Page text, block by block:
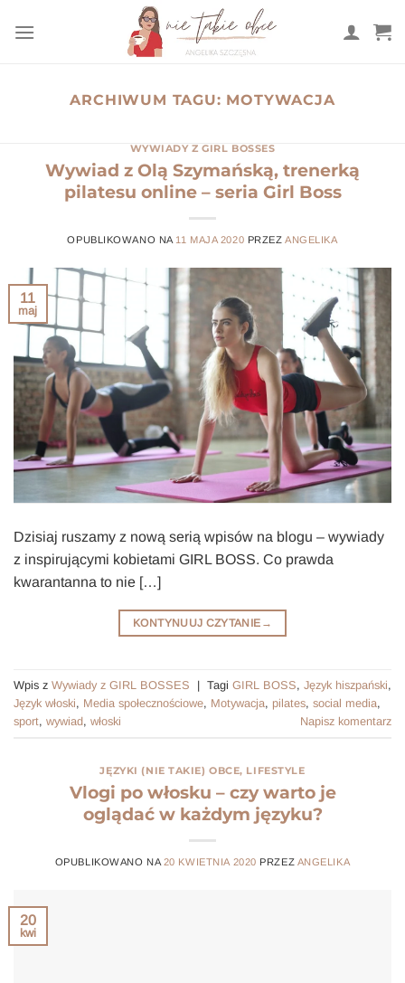
ARCHIWUM TAGU: MOTYWACJA
WYWIADY Z GIRL BOSSES
Wywiad z Olą Szymańską, trenerką
pilatesu online – seria Girl Boss
OPUBLIKOWANO NA 11 MAJA 2020 PRZEZANGELIKA
11
maj
Dzisiaj ruszamy z nową serią wpisów na blogu – wywiady
z inspirującymi kobietami GIRL BOSS. Co prawda
kwarantanna to nie […]
KONTYNUUJ CZYTANIE →
Wpis z Wywiady z GIRL BOSSES | Tagi GIRL BOSS, Język hiszpański,
Język włoski, Media społecznościowe, Motywacja, pilates, social media,
sport, wywiad, włoski Napisz komentarz
JĘZYKI (NIE TAKIE) OBCE, LIFESTYLE
Vlogi po włosku – czy warto je
oglądać w każdym języku?
OPUBLIKOWANO NA 20 KWIETNIA 2020 PRZEZ ANGELIKA
20
kwi